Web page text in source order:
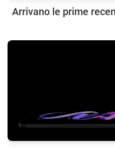
Arrivano le prime